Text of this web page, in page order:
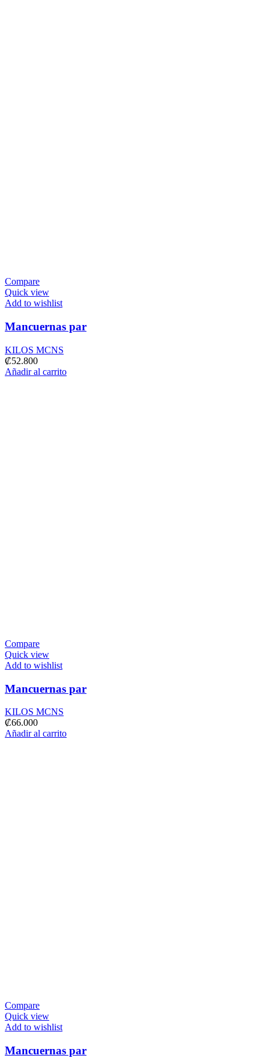
Compare
Quick view
Add to wishlist
Mancuernas par
KILOS MCNS
₡52.800
Añadir al carrito
Compare
Quick view
Add to wishlist
Mancuernas par
KILOS MCNS
₡66.000
Añadir al carrito
Compare
Quick view
Add to wishlist
Mancuernas par